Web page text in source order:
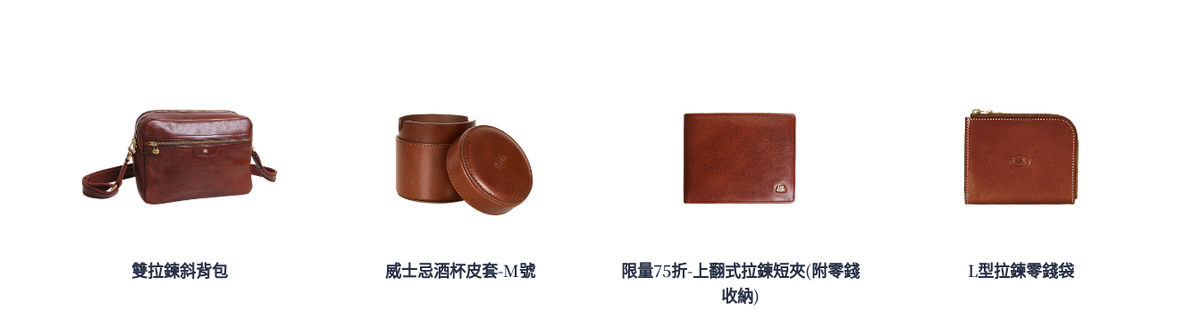
雙拉鍊斜背包 威士忌酒杯皮套-M號
限量75折-上翻式拉鍊短夾(附零錢
收納)
L型拉鍊零錢袋